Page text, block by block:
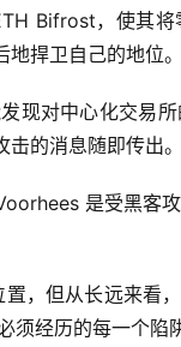
Bifrost，使其
捍卫自己的地位。
现对中心化交易
的消息随即传出。
是受黑客
，但从长远来看
经历的每一个陷